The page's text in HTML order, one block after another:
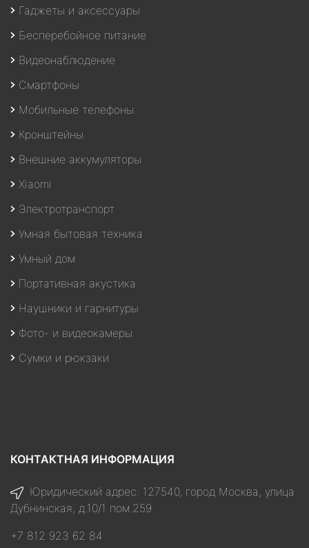
Гаджеты и аксессуары
Бесперебойное питание
Видеонаблюдение
Смартфоны
Мобильные телефоны
Кронштейны
Внешние аккумуляторы
Xiaomi
Электротранспорт
Умная бытовая техника
Умный дом
Портативная акустика
Наушники и гарнитуры
Фото- и видеокамеры
Сумки и рюкзаки
КОНТАКТНАЯ ИНФОРМАЦИЯ
Юридический адрес: 127540, город Москва, улица
Дубнинская, д.10/1 пом.259
+7 812 923 62 84